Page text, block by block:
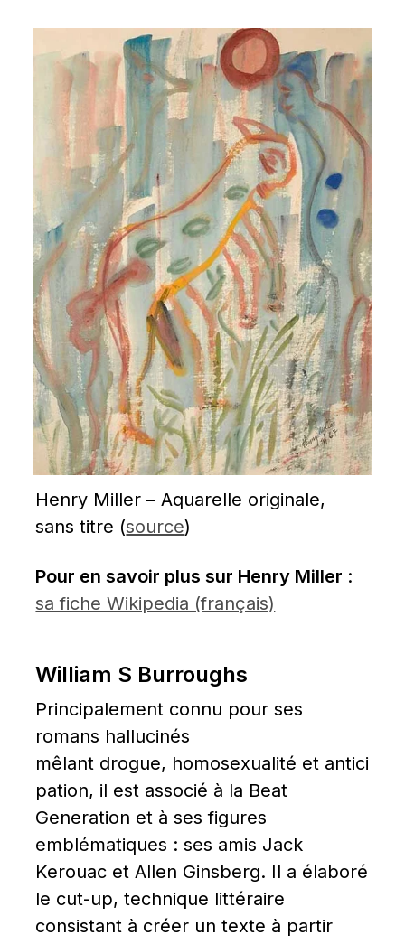
Henry Miller – Aquarelle originale,
sans titre (source)
Pour en savoir plus sur Henry Miller :
sa fiche Wikipedia (français)
William S Burroughs
Principalement connu pour ses
romans hallucinés
mêlant drogue, homosexualité et antici
pation, il est associé à la Beat
Generation et à ses figures
emblématiques : ses amis Jack
Kerouac et Allen Ginsberg. Il a élaboré
le cut-up, technique littéraire
consistant à créer un texte à partir